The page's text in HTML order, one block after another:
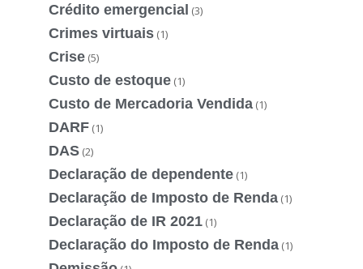
Crédito emergencial (3)
Crimes virtuais (1)
Crise (5)
Custo de estoque (1)
Custo de Mercadoria Vendida (1)
DARF (1)
DAS (2)
Declaração de dependente (1)
Declaração de Imposto de Renda (1)
Declaração de IR 2021 (1)
Declaração do Imposto de Renda (1)